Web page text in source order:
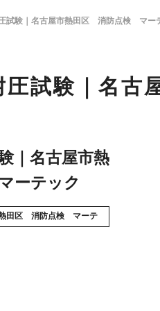
HOME 業務案内
試験｜名古屋市熱田区 消防点検 マー
圧試験｜名
｜名古屋市熱
ーテック
熱田区 消防点検 マーテ